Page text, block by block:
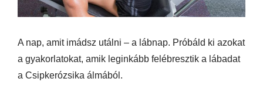
A nap, amit imádsz utálni – a lábnap. Próbáld ki azokat
a gyakorlatokat, amik leginkább felébresztik a lábadat
a Csipkerózsika álmából.